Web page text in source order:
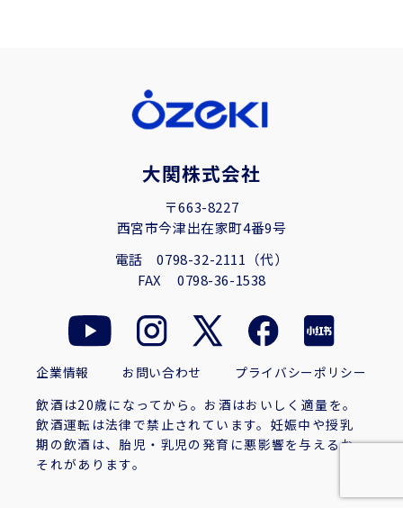
大関株式会社
〒663-8227
西宮市今津出在家町4番9号
電話0798-32-2111（代）
FAX 0798-36-1538
飲酒は20歳になってから。お酒はおいしく適量を。
飲酒運転は法律で禁止されています。妊娠中や授乳
期の飲酒は、胎児・乳児の発育に悪影響を与えるお
それがあります。
企業情報 お問い合わせ プライバシーポリシー